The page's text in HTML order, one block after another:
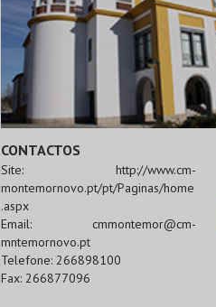
CONTACTOS
Site: http://www.cm-
montemornovo.pt/pt/Paginas/home
.aspx
Email: cmmontemor@cm-
mntemornovo.pt
Telefone: 266898100
Fax: 266877096